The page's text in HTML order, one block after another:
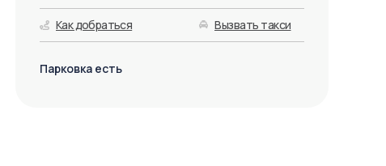
Как добраться Вызвать такси
Парковка есть